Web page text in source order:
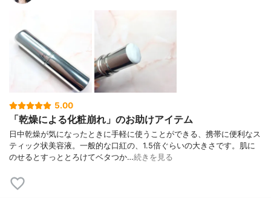
5.00
「乾燥による化粧崩れ」のお助けアイテム
日中乾燥が気になったときに手軽に使うことができる、携帯に便利なス
ティック状美容液。一般的な口紅の、1.5倍ぐらいの大きさです。肌に
のせるとすっととろけてベタつか…続きを見る